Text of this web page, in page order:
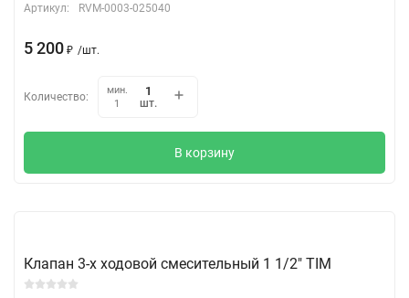
Артикул:
RVM-0003-025040
5 200 ₽ /шт.
Количество:
мин.
1
шт.
В корзину
Клапан 3-х ходовой смесительный 1 1/2" TIM